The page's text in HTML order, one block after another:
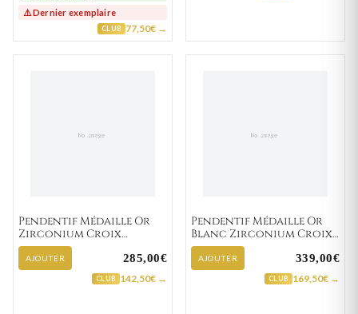
⚠️ Dernier exemplaire
CLUB 77,50€ →
Pendentif Médaille Or
Zirconium Croix
Chrétienne
AJOUTER 285,00€
CLUB 142,50€ →
Pendentif Médaille Or
Blanc Zirconium Croix
Chrétienne
AJOUTER 339,00€
CLUB 169,50€ →